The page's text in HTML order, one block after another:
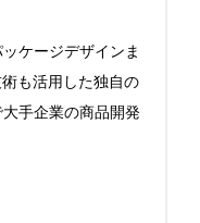
ケージデザインま
も活用した独自の
手企業の商品開発